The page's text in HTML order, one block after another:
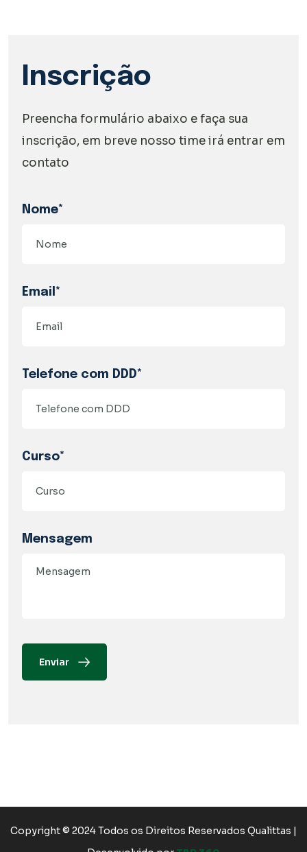
Inscrição
Preencha formulário abaixo e faça sua
inscrição, em breve nosso time irá entrar em
contato
Nome*
Email*
Telefone com DDD*
Curso*
Mensagem
Enviar
Copyright © 2024 Todos os Direitos Reservados Qualittas |